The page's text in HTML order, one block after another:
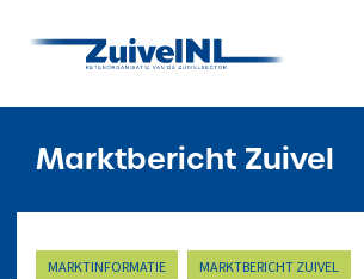
Marktbericht Zuivel
MARKTINFORMATIE MARKTBERICHT ZUIVEL